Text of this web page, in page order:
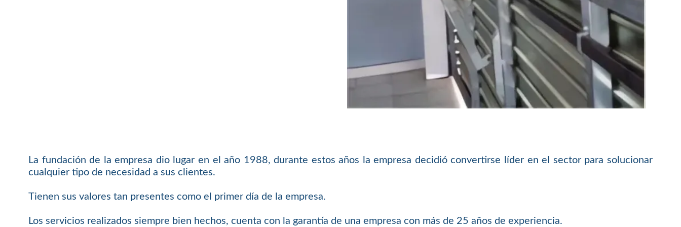
La fundación de la empresa dio lugar en el año 1988, durante estos años la empresa decidió convertirse líder en el sector para solucionar
cualquier tipo de necesidad a sus clientes.
Tienen sus valores tan presentes como el primer día de la empresa.
Los servicios realizados siempre bien hechos, cuenta con la garantía de una empresa con más de 25 años de experiencia.